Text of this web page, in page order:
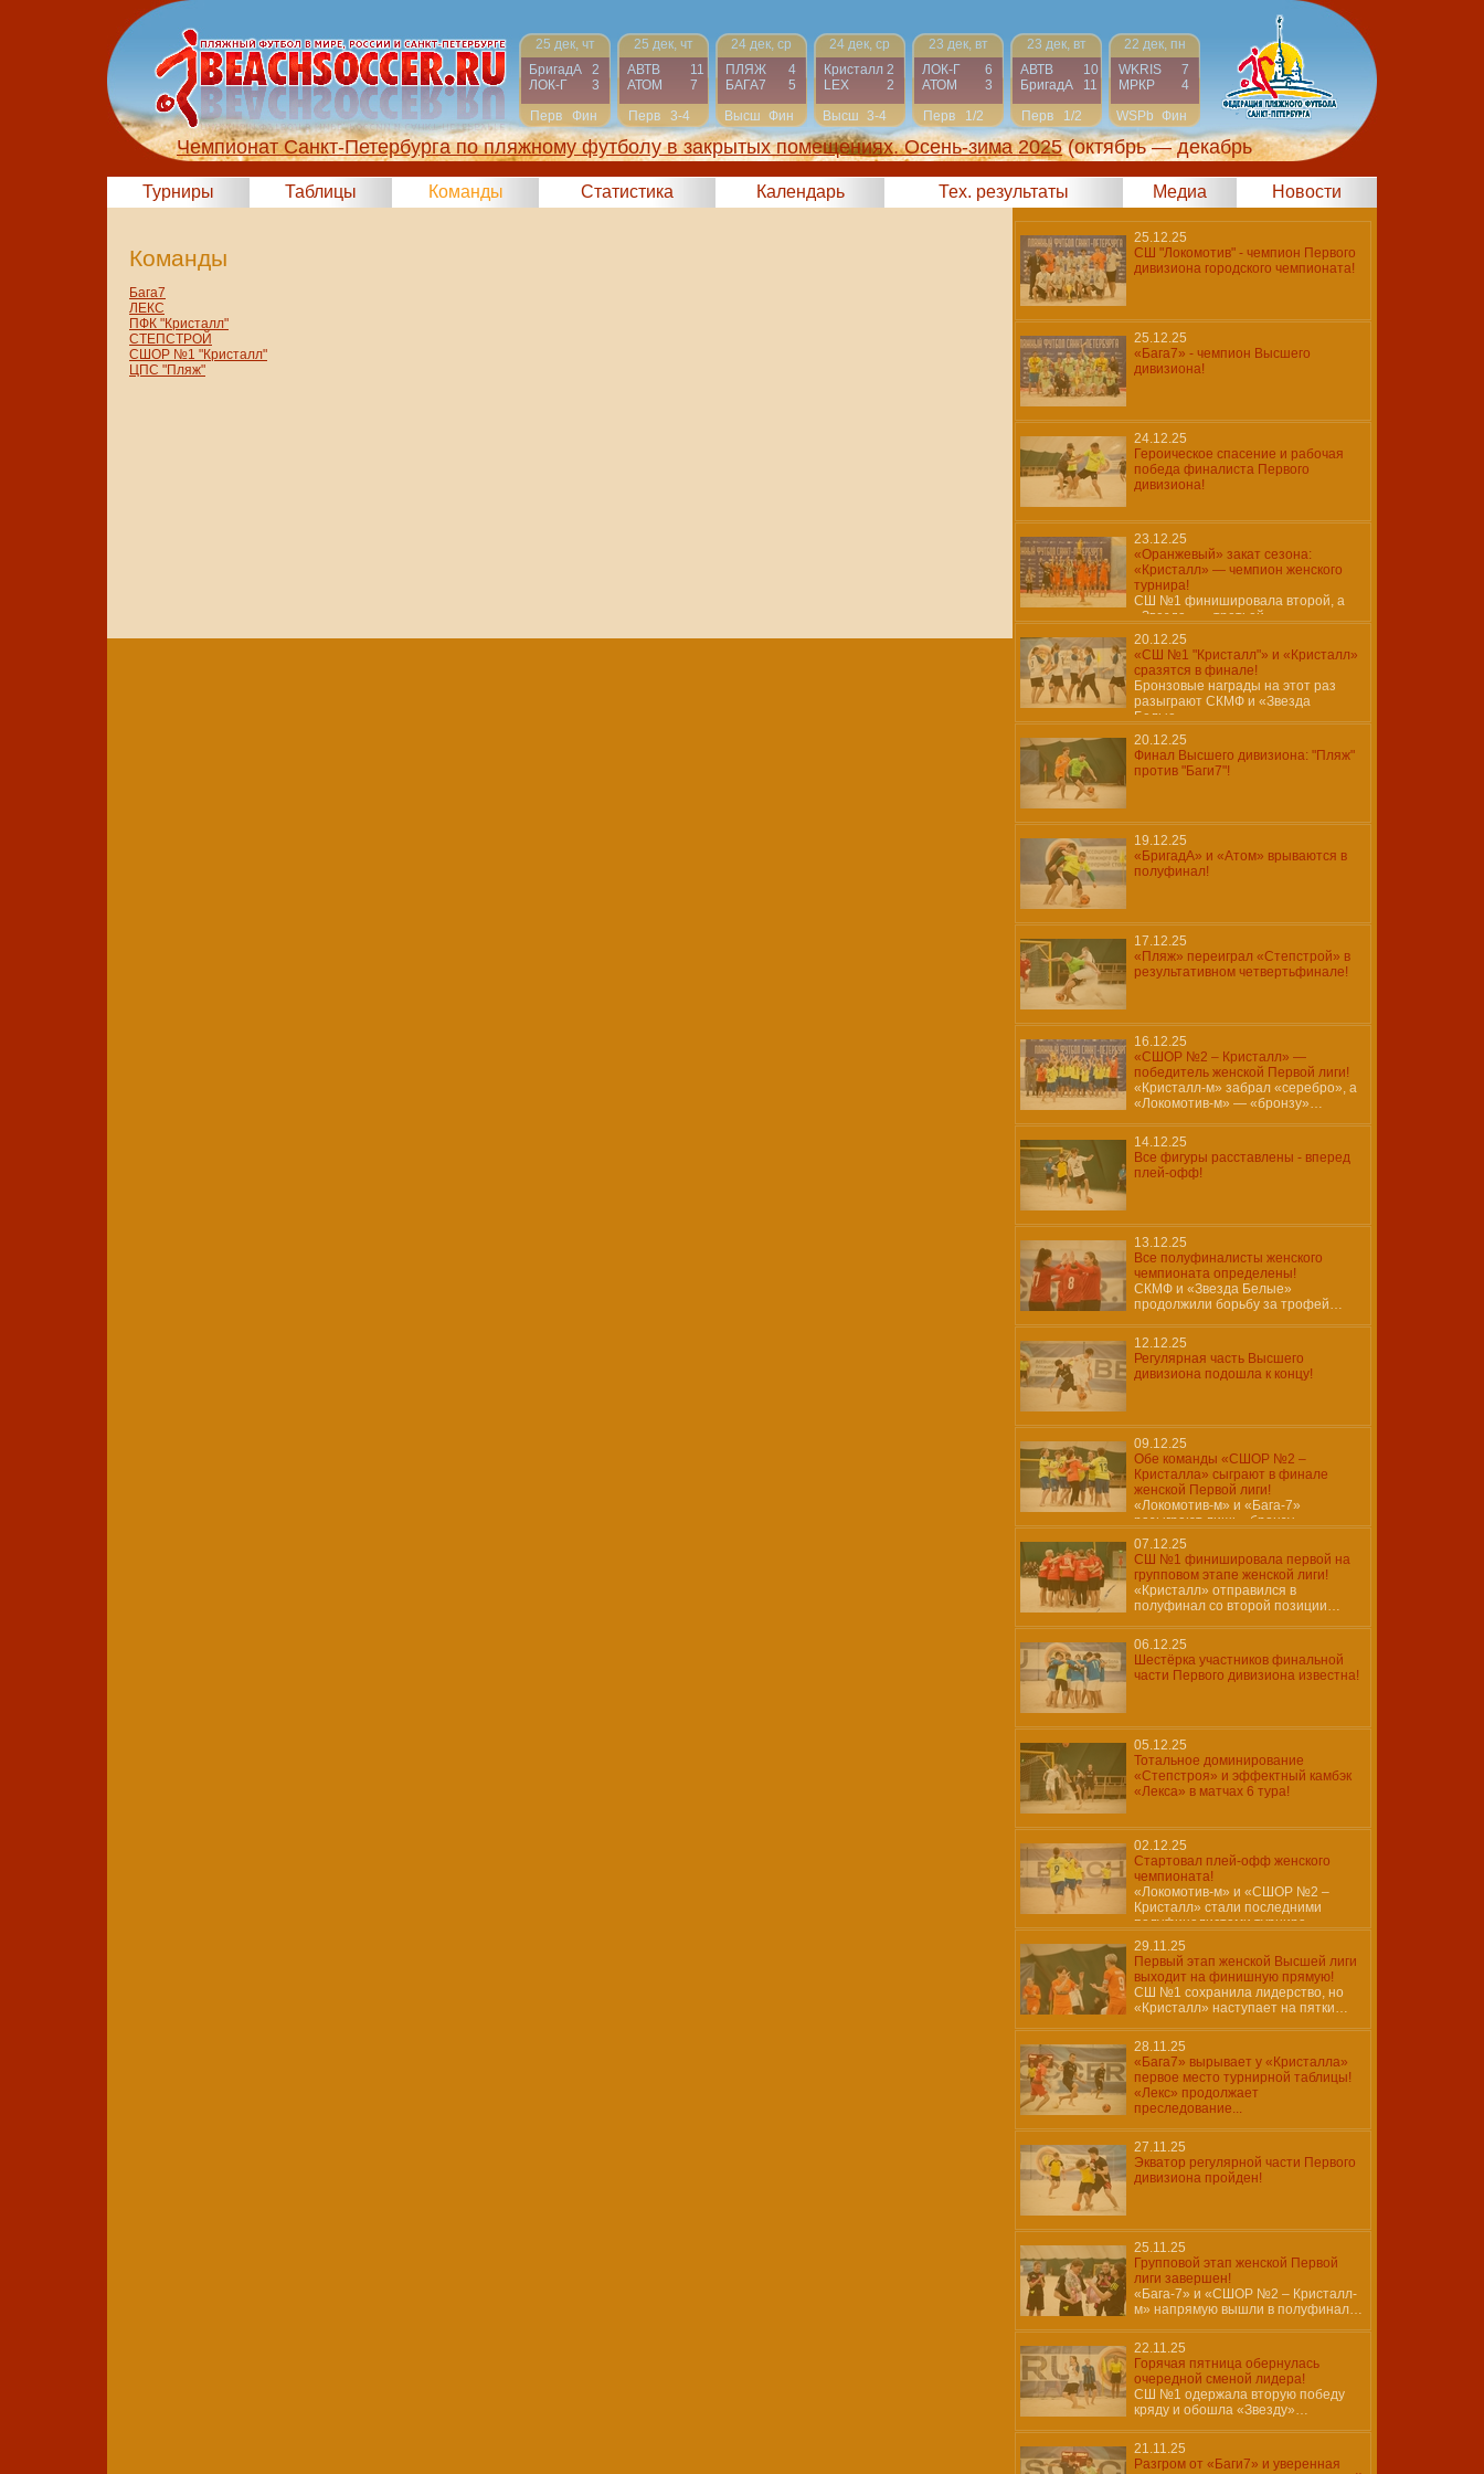
25 дек, чт
БригадА
2
ЛОК-Г
3
Перв
Фин
25 дек, чт
АВТВ
11
АТОМ
7
Перв
3-4
24 дек, ср
ПЛЯЖ
4
БАГА7
5
Высш Фин
24 дек, ср
Кристалл 2
LEX
2
Высш 3-4
23 дек, вт
ЛОК-Г
6
АТОМ
3
Перв
1/2
23 дек, вт
АВТВ
10
БригадА
11
Перв
1/2
22 дек, пн
WKRIS
7
МРКР
4
WSPb Фин
Чемпионат Санкт-Петербурга по пляжному футболу в закрытых помещениях. Осень-зима 2025 (октябрь — декабрь
Турниры Таблицы Команды Статистика Календарь Тех. результаты Медиа Новости
Команды
Бага7
ЛЕКС
ПФК "Кристалл"
СТЕПСТРОЙ
СШОР №1 "Кристалл"
ЦПС "Пляж"
25.12.25
СШ "Локомотив" - чемпион Первого
дивизиона городского чемпионата!
25.12.25
«Бага7» - чемпион Высшего
дивизиона!
24.12.25
Героическое спасение и рабочая
победа финалиста Первого
дивизиона!
23.12.25
«Оранжевый» закат сезона:
«Кристалл» — чемпион женского
турнира!
СШ №1 финишировала второй, а
«Звезда» — третьей…
20.12.25
«СШ №1 "Кристалл"» и «Кристалл»
сразятся в финале!
Бронзовые награды на этот раз
разыграют СКМФ и «Звезда
Белые»…
20.12.25
Финал Высшего дивизиона: "Пляж"
против "Баги7"!
19.12.25
«БригадА» и «Атом» врываются в
полуфинал!
17.12.25
«Пляж» переиграл «Степстрой» в
результативном четвертьфинале!
16.12.25
«СШОР №2 – Кристалл» —
победитель женской Первой лиги!
«Кристалл-м» забрал «серебро», а
«Локомотив-м» — «бронзу»…
14.12.25
Все фигуры расставлены - вперед
плей-офф!
13.12.25
Все полуфиналисты женского
чемпионата определены!
СКМФ и «Звезда Белые»
продолжили борьбу за трофей…
12.12.25
Регулярная часть Высшего
дивизиона подошла к концу!
09.12.25
Обе команды «СШОР №2 –
Кристалла» сыграют в финале
женской Первой лиги!
«Локомотив-м» и «Бага-7»
разыграют лишь «бронзу»…
07.12.25
СШ №1 финишировала первой на
групповом этапе женской лиги!
«Кристалл» отправился в
полуфинал со второй позиции…
06.12.25
Шестёрка участников финальной
части Первого дивизиона известна!
05.12.25
Тотальное доминирование
«Степстроя» и эффектный камбэк
«Лекса» в матчах 6 тура!
02.12.25
Стартовал плей-офф женского
чемпионата!
«Локомотив-м» и «СШОР №2 –
Кристалл» стали последними
полуфиналистами турнира…
29.11.25
Первый этап женской Высшей лиги
выходит на финишную прямую!
СШ №1 сохранила лидерство, но
«Кристалл» наступает на пятки…
28.11.25
«Бага7» вырывает у «Кристалла»
первое место турнирной таблицы!
«Лекс» продолжает
преследование...
27.11.25
Экватор регулярной части Первого
дивизиона пройден!
25.11.25
Групповой этап женской Первой
лиги завершен!
«Бага-7» и «СШОР №2 – Кристалл-
м» напрямую вышли в полуфинал…
22.11.25
Горячая пятница обернулась
очередной сменой лидера!
СШ №1 одержала вторую победу
кряду и обошла «Звезду»…
21.11.25
Разгром от «Баги7» и уверенная